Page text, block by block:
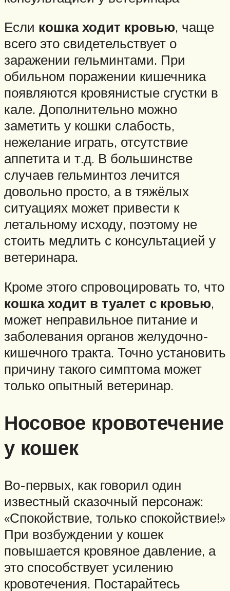
Если кошка ходит кровью, чаще
всего это свидетельствует о
заражении гельминтами. При
обильном поражении кишечника
появляются кровянистые сгустки в
кале. Дополнительно можно
заметить у кошки слабость,
нежелание играть, отсутствие
аппетита и т.д. В большинстве
случаев гельминтоз лечится
довольно просто, а в тяжёлых
ситуациях может привести к
летальному исходу, поэтому не
стоить медлить с консультацией у
ветеринара.
Кроме этого спровоцировать то, что
кошка ходит в туалет с кровью,
может неправильное питание и
заболевания органов желудочно-
кишечного тракта. Точно установить
причину такого симптома может
только опытный ветеринар.
Носовое кровотечение
у кошек
Во-первых, как говорил один
известный сказочный персонаж:
«Спокойствие, только спокойствие!»
При возбуждении у кошек
повышается кровяное давление, а
это способствует усилению
кровотечения. Постарайтесь